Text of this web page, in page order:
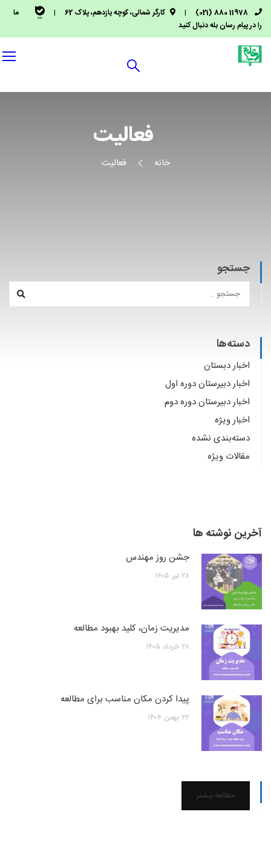
| کارگر شمالی، کوچه یازدهم، پلاک 62 |
ما
را در پیام رسان بله دنبال کنید
فعاليت
خانه فعاليت
جستجو
دسته‌ها
اخبار دبستان
اخبار دبیرستان دوره اول
اخبار دبیرستان دوره دوم
اخبار ویژه
دسته‌بندی نشده
مقالات ویژه
آخرین نوشته ها
جشن روز مهندس
۲۸ تیر ۱۴۰۵
مدیریت زمان، کلید بهبود مطالعه
۲۸ خرداد ۱۴۰۵
پیدا کردن مکان مناسب برای مطالعه
۲۲ بهمن ۱۴۰۴
مطالعه بیشتر